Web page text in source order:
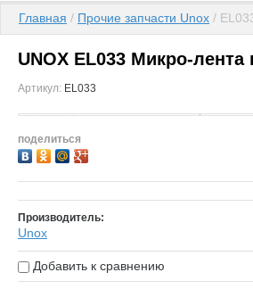
Главная / Прочие запчасти Unox /
UNOX EL033 Микро-
Артикул: EL033
поделиться
Производитель:
Unox
Добавить к сравнению